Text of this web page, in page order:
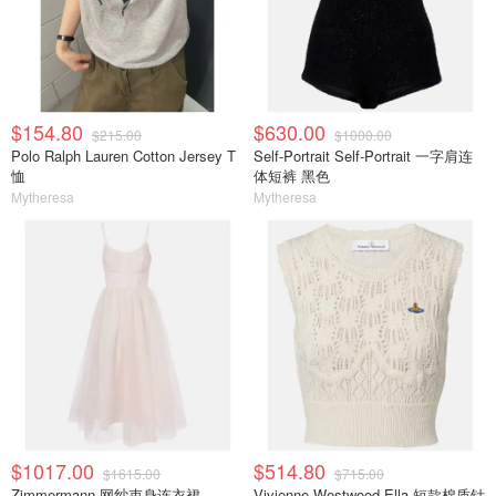
$154.80 $215.00
Polo Ralph Lauren Cotton Jersey T
恤
Mytheresa
$630.00 $1000.00
Self-Portrait Self-Portrait 一字肩连
体短裤 黑色
Mytheresa
$1017.00 $1615.00 $514.80 $715.00